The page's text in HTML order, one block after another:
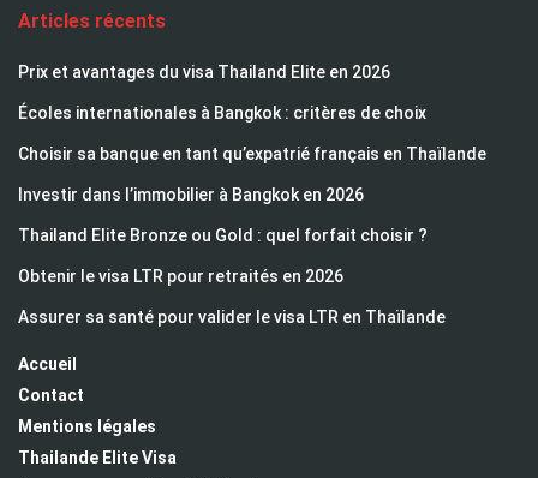
Articles récents
Prix et avantages du visa Thailand Elite en 2026
Écoles internationales à Bangkok : critères de choix
Choisir sa banque en tant qu’expatrié français en Thaïlande
Investir dans l’immobilier à Bangkok en 2026
Thailand Elite Bronze ou Gold : quel forfait choisir ?
Obtenir le visa LTR pour retraités en 2026
Assurer sa santé pour valider le visa LTR en Thaïlande
Accueil
Contact
Mentions légales
Thailande Elite Visa